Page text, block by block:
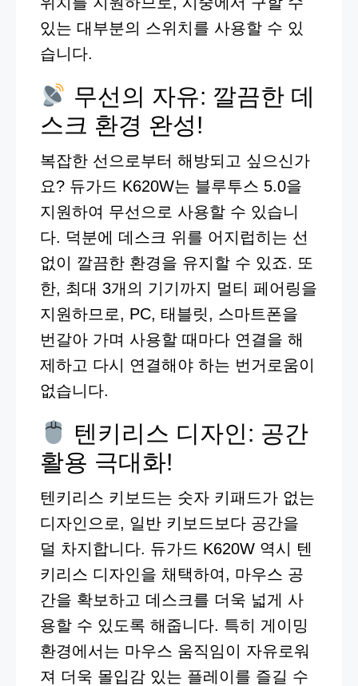
있는 대부분의 스위치를 사용할 수 있
습니다.
무선의 자유: 깔끔한 데
스크 환경 완성!
복잡한 선으로부터 해방되고 싶으신가
요? 듀가드 K620W는 블루투스 5.0을
지원하여 무선으로 사용할 수 있습니
다. 덕분에 데스크 위를 어지럽히는 선
없이 깔끔한 환경을 유지할 수 있죠. 또
한, 최대 3개의 기기까지 멀티 페어링을
지원하므로, PC, 태블릿, 스마트폰을
번갈아 가며 사용할 때마다 연결을 해
제하고 다시 연결해야 하는 번거로움이
없습니다.
텐키리스 디자인: 공간
활용 극대화!
텐키리스 키보드는 숫자 키패드가 없는
디자인으로, 일반 키보드보다 공간을
덜 차지합니다. 듀가드 K620W 역시 텐
키리스 디자인을 채택하여, 마우스 공
간을 확보하고 데스크를 더욱 넓게 사
용할 수 있도록 해줍니다. 특히 게이밍
환경에서는 마우스 움직임이 자유로워
져 더욱 몰입감 있는 플레이를 즐길 수